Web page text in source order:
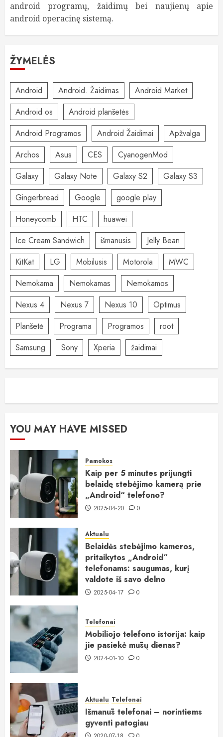
android programų, žaidimų bei naujienų apie
android operacinę sistemą.
ŽYMELĖS
Android Android. Žaidimas
Android Market
Android os
Android planšetės
Android Programos
Android Žaidimai
Apžvalga
Archos
Asus CES
CyanogenMod
Galaxy
Galaxy Note Galaxy S2
Galaxy S3
Gingerbread
Google
google play
Honeycomb
HTC
huawei
Ice Cream Sandwich
išmanusis
Jelly Bean
KitKat
LG Mobilusis Motorola
MWC
Nemokama
Nemokamas
Nemokamos
Nexus 4
Nexus 7 Nexus 10
Optimus
Planšetė
Programa Programos
root
Samsung
Sony Xperia žaidimai
YOU MAY HAVE MISSED
Pamokos
Kaip per 5 minutes prijungti
belaidę stebėjimo kamerą prie
„Android“ telefono?
2025-04-20 0
Aktualu
Belaidės stebėjimo kameros,
pritaikytos „Android“
telefonams: saugumas, kurį
valdote iš savo delno
2025-04-17 0
Telefonai
Mobiliojo telefono istorija: kaip
jie pasiekė mūsų dienas?
2024-01-10 0
Aktualu Telefonai
Išmanūs telefonai – norintiems
gyventi patogiau